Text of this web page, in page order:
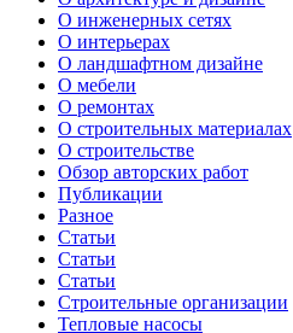
О инженерных сетях
О интерьерах
О ландшафтном дизайне
О мебели
О ремонтах
О строительных материалах
О строительстве
Обзор авторских работ
Публикации
Разное
Статьи
Статьи
Статьи
Строительные организации
Тепловые насосы